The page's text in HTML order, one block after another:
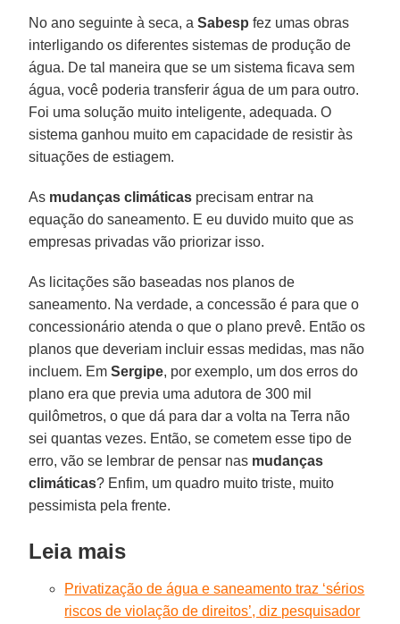
No ano seguinte à seca, aSabesp fez umas obras
interligando os diferentes sistemas de produção de
água. De tal maneira que se um sistema ficava sem
água, você poderia transferir água de um para outro.
Foi uma solução muito inteligente, adequada. O
sistema ganhou muito em capacidade de resistir às
situações de estiagem.
As mudanças climáticas precisam entrar na
equação do saneamento. E eu duvido muito que as
empresas privadas vão priorizar isso.
As licitações são baseadas nos planos de
saneamento. Na verdade, a concessão é para que o
concessionário atenda o que o plano prevê. Então os
planos que deveriam incluir essas medidas, mas não
incluem. EmSergipe, por exemplo, um dos erros do
plano era que previa uma adutora de 300 mil
quilômetros, o que dá para dar a volta na Terra não
sei quantas vezes. Então, se cometem esse tipo de
erro, vão se lembrar de pensar nas mudanças
climáticas? Enfim, um quadro muito triste, muito
pessimista pela frente.
Leia mais
Privatização de água e saneamento traz ‘sérios
riscos de violação de direitos’, diz pesquisador